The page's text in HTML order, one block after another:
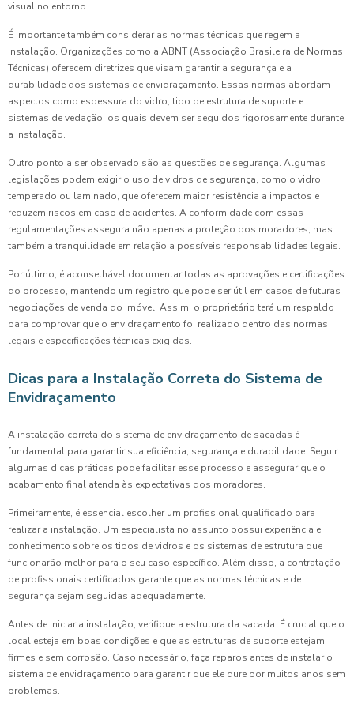
visual no entorno.
É importante também considerar as normas técnicas que regem a
instalação. Organizações como a ABNT (Associação Brasileira de Normas
Técnicas) oferecem diretrizes que visam garantir a segurança e a
durabilidade dos sistemas de envidraçamento. Essas normas abordam
aspectos como espessura do vidro, tipo de estrutura de suporte e
sistemas de vedação, os quais devem ser seguidos rigorosamente durante
a instalação.
Outro ponto a ser observado são as questões de segurança. Algumas
legislações podem exigir o uso de vidros de segurança, como o vidro
temperado ou laminado, que oferecem maior resistência a impactos e
reduzem riscos em caso de acidentes. A conformidade com essas
regulamentações assegura não apenas a proteção dos moradores, mas
também a tranquilidade em relação a possíveis responsabilidades legais.
Por último, é aconselhável documentar todas as aprovações e certificações
do processo, mantendo um registro que pode ser útil em casos de futuras
negociações de venda do imóvel. Assim, o proprietário terá um respaldo
para comprovar que o envidraçamento foi realizado dentro das normas
legais e especificações técnicas exigidas.
Dicas para a Instalação Correta do Sistema de
Envidraçamento
A instalação correta do sistema de envidraçamento de sacadas é
fundamental para garantir sua eficiência, segurança e durabilidade. Seguir
algumas dicas práticas pode facilitar esse processo e assegurar que o
acabamento final atenda às expectativas dos moradores.
Primeiramente, é essencial escolher um profissional qualificado para
realizar a instalação. Um especialista no assunto possui experiência e
conhecimento sobre os tipos de vidros e os sistemas de estrutura que
funcionarão melhor para o seu caso específico. Além disso, a contratação
de profissionais certificados garante que as normas técnicas e de
segurança sejam seguidas adequadamente.
Antes de iniciar a instalação, verifique a estrutura da sacada. É crucial que o
local esteja em boas condições e que as estruturas de suporte estejam
firmes e sem corrosão. Caso necessário, faça reparos antes de instalar o
sistema de envidraçamento para garantir que ele dure por muitos anos sem
problemas.